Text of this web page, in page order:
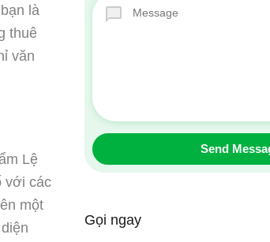
là
thuê
văn
Lệ
với các
một
Gọi ngay